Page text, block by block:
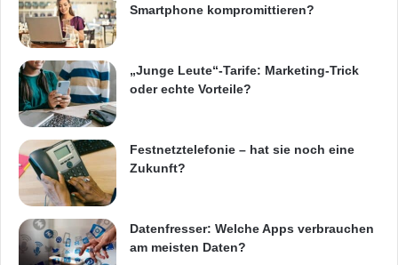
Smartphone kompromittieren?
„Junge Leute“-Tarife: Marketing-Trick
oder echte Vorteile?
Festnetztelefonie – hat sie noch eine
Zukunft?
Datenfresser: Welche Apps verbrauchen
am meisten Daten?